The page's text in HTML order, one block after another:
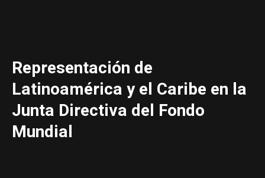
Representación de
Latinoamérica y el Caribe en la
Junta Directiva del Fondo
Mundial